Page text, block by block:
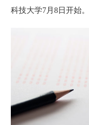
科技大学‌7月8日开始。